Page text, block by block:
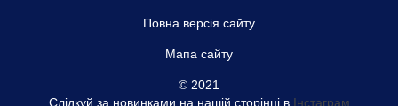
Повна версія сайту
Мапа сайту
© 2021
Слідкуй за новинками на нашій сторінці в Інстаграм